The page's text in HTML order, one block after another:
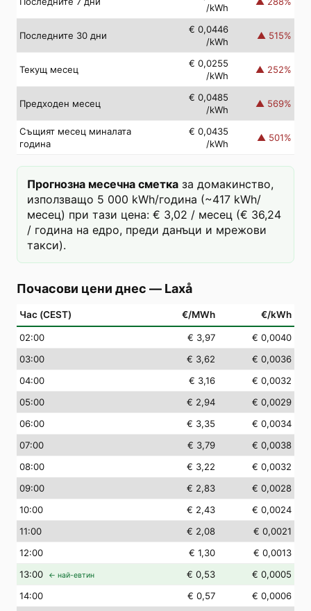
/kWh
Последните 30 дни
€ 0,0446
/kWh
▲ 515%
Текущ месец
€ 0,0255
/kWh
▲ 252%
Предходен месец
€ 0,0485
/kWh
▲ 569%
Същият месец миналата
година
€ 0,0435
/kWh
▲ 501%
Прогнозна месечна сметка за домакинство,
използващо 5 000 kWh/година (~417 kWh/
месец) при тази цена: € 3,02 / месец (€ 36,24
/ година на едро, преди данъци и мрежови
такси).
Почасови цени днес — Laxå
Час (CEST) €/MWh €/kWh
02:00 € 3,97
€ 0,0040
03:00 € 3,62
€ 0,0036
04:00 € 3,16
€ 0,0032
05:00 € 2,94
€ 0,0029
06:00 € 3,35
€ 0,0034
07:00 € 3,79
€ 0,0038
08:00 € 3,22
€ 0,0032
09:00 € 2,83
€ 0,0028
10:00 € 2,43
€ 0,0024
11:00 € 2,08
€ 0,0021
12:00 € 1,30
€ 0,0013
13:00 ← най-евтин € 0,53
€ 0,0005
14:00 € 0,57
€ 0,0006